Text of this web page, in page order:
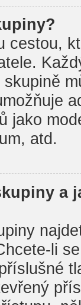
cestou,
jako
atd.
a
li